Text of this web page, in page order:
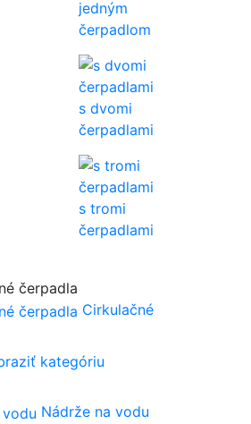
jedným
čerpadlom
s dvomi
čerpadlami
s tromi
čerpadlami
Cirkulačné
kategóriu
Nádrže na vodu